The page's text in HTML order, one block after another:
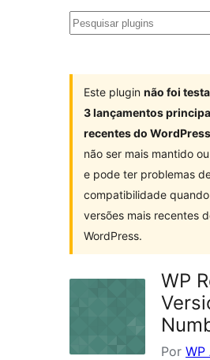
Pesquisar
Este plugin não foi
3 lançamentos
recentes do WordPress
não ser mais mantido
e pode ter problemas
compatibilidade
versões mais recentes
WordPress.
WP
Por WP